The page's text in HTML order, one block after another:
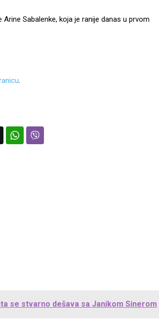
Sabalenke, koja je ranije danas u prvom
.
se stvarno dešava sa Janikom Sinerom